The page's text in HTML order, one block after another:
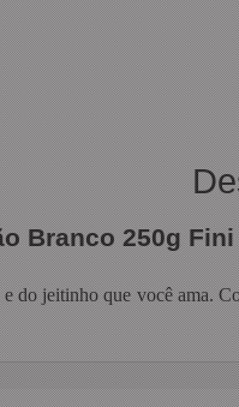
Branco 250g Fini
do jeitinho que você ama.